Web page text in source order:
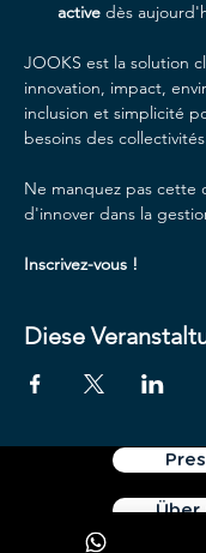
active dès
JOOKS est la solution
innovation, impact,
inclusion et simplicité
besoins des
Ne manquez pas cette
d'innover dans la
Inscrivez-vous !
Diese
Über